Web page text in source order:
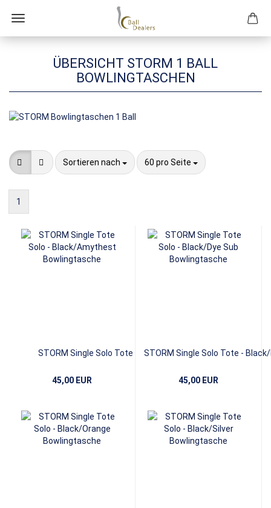
ÜBERSICHT STORM 1 BALL
BOWLINGTASCHEN
Sortieren nach
Sortieren nach 60 pro Seite
pro Seite
1
STORM Single Solo Tote -
45,00 EUR
STORM Single Solo Tote -
45,00 EUR